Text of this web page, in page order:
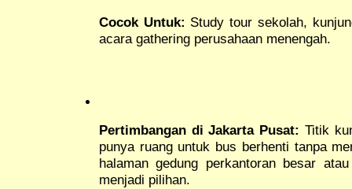
Cocok Untuk: Study tour sekolah,
acara gathering perusahaan menengah.
Pertimbangan di Jakarta Pusat: Titik
punya ruang untuk bus berhenti tanpa
halaman gedung perkantoran besar
menjadi pilihan.